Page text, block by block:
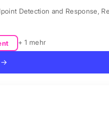
Detection and Response,
+ 1 mehr
→